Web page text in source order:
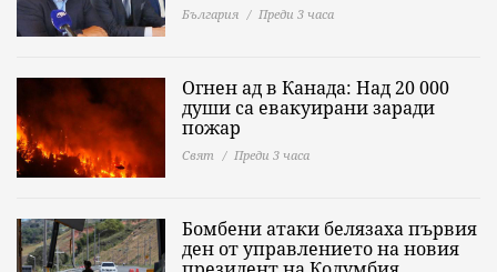
България Преди 3 часа
Огнен ад в Канада: Над 20 000
души са евакуирани заради
пожар
Свят Преди 3 часа
Бомбени атаки белязаха първия
ден от управлението на новия